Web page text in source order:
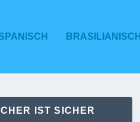
BRASILIANISCH
IST SICHER